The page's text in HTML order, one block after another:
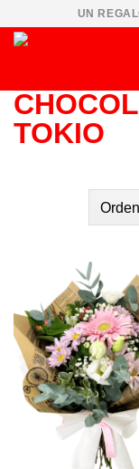
UN